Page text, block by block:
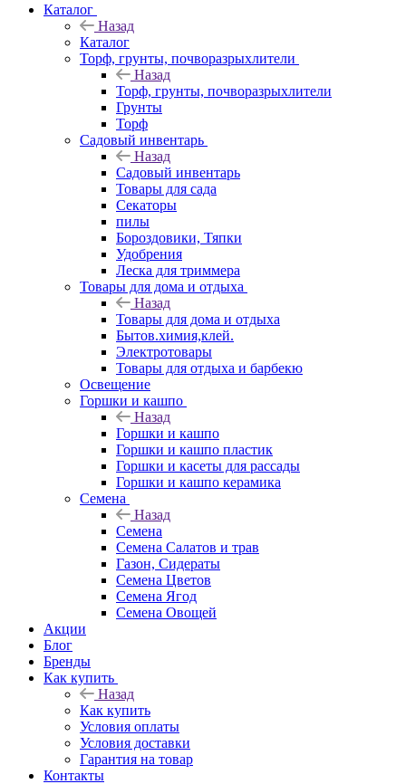
Каталог
Назад
Каталог
Торф, грунты, почворазрыхлители
Назад
Торф, грунты, почворазрыхлители
Грунты
Торф
Садовый инвентарь
Назад
Садовый инвентарь
Товары для сада
Секаторы
пилы
Бороздовики, Тяпки
Удобрения
Леска для триммера
Товары для дома и отдыха
Назад
Товары для дома и отдыха
Бытов.химия,клей.
Электротовары
Товары для отдыха и барбекю
Освещение
Горшки и кашпо
Назад
Горшки и кашпо
Горшки и кашпо пластик
Горшки и касеты для рассады
Горшки и кашпо керамика
Семена
Назад
Семена
Семена Салатов и трав
Газон, Сидераты
Семена Цветов
Семена Ягод
Семена Овощей
Акции
Блог
Бренды
Как купить
Назад
Как купить
Условия оплаты
Условия доставки
Гарантия на товар
Контакты